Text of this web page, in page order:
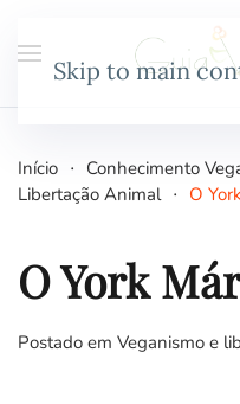
Skip to main
Início Conhecimento
Libertação Animal
O
O York
Postado em Veganismo e